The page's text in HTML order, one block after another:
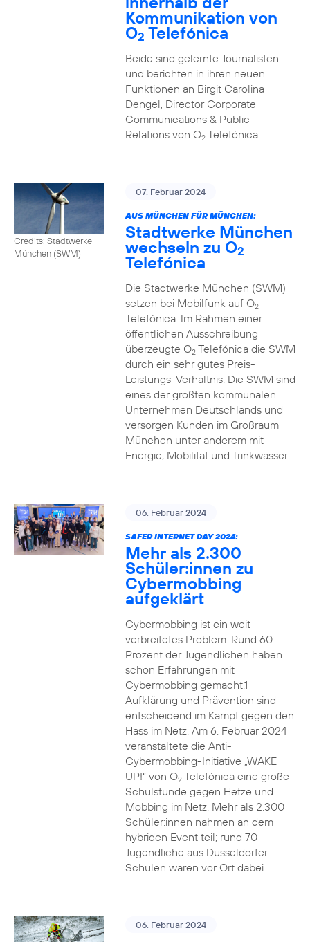
Kommunikation von
O2 Telefónica
Beide sind gelernte Journalisten
und berichten in ihren neuen
Funktionen an Birgit Carolina
Dengel, Director Corporate
Communications & Public
Relations von O2Telefónica.
Credits: Stadtwerke
München (SWM)
07. Februar 2024
AUS MÜNCHEN FÜR MÜNCHEN:
Stadtwerke München
wechseln zu O2
Telefónica
Die Stadtwerke München (SWM)
setzen bei Mobilfunk auf O2
Telefónica. Im Rahmen einer
öffentlichen Ausschreibung
überzeugte O2Telefónica die SWM
durch ein sehr gutes Preis-
Leistungs-Verhältnis. Die SWM sind
eines der größten kommunalen
Unternehmen Deutschlands und
versorgen Kunden im Großraum
München unter anderem mit
Energie, Mobilität und Trinkwasser.
06. Februar 2024
SAFER INTERNET DAY 2024:
Mehr als 2.300
Schüler:innen zu
Cybermobbing
aufgeklärt
Cybermobbing ist ein weit
verbreitetes Problem: Rund 60
Prozent der Jugendlichen haben
schon Erfahrungen mit
Cybermobbing gemacht.1
Aufklärung und Prävention sind
entscheidend im Kampf gegen den
Hass im Netz. Am 6. Februar 2024
veranstaltete die Anti-
Cybermobbing-Initiative „WAKE
UP!“ von O2Telefónica eine große
Schulstunde gegen Hetze und
Mobbing im Netz. Mehr als 2.300
Schüler:innen nahmen an dem
hybriden Event teil; rund 70
Jugendliche aus Düsseldorfer
Schulen waren vor Ort dabei.
06. Februar 2024